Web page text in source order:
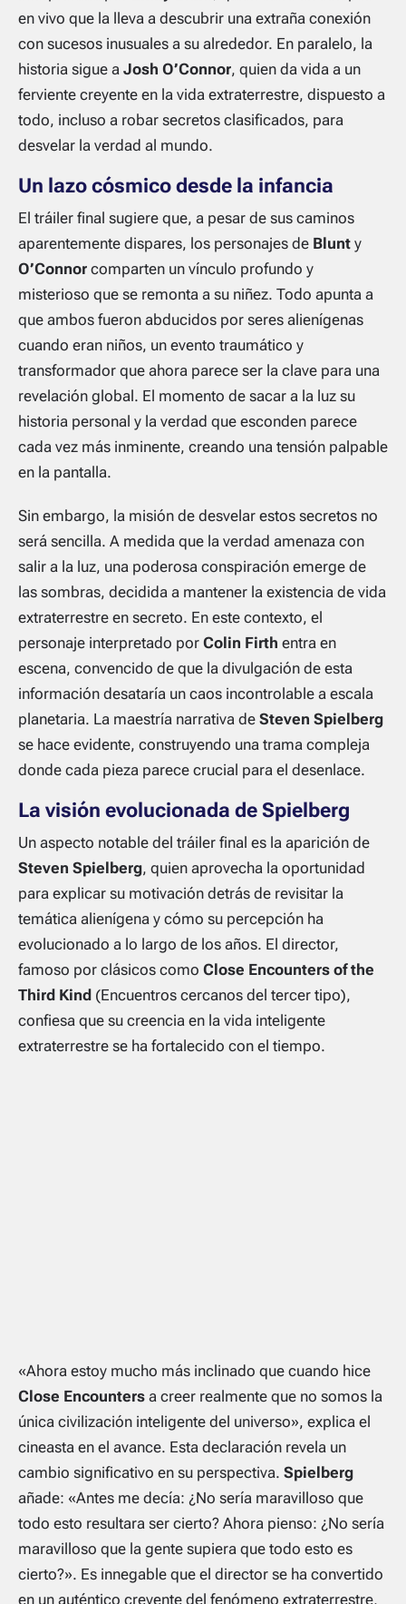
en vivo que la lleva a descubrir una extraña conexión
con sucesos inusuales a su alrededor. En paralelo, la
historia sigue a Josh O’Connor, quien da vida a un
ferviente creyente en la vida extraterrestre, dispuesto a
todo, incluso a robar secretos clasificados, para
desvelar la verdad al mundo.
Un lazo cósmico desde la infancia
El tráiler final sugiere que, a pesar de sus caminos
aparentemente dispares, los personajes de Blunt y
O’Connor comparten un vínculo profundo y
misterioso que se remonta a su niñez. Todo apunta a
que ambos fueron abducidos por seres alienígenas
cuando eran niños, un evento traumático y
transformador que ahora parece ser la clave para una
revelación global. El momento de sacar a la luz su
historia personal y la verdad que esconden parece
cada vez más inminente, creando una tensión palpable
en la pantalla.
Sin embargo, la misión de desvelar estos secretos no
será sencilla. A medida que la verdad amenaza con
salir a la luz, una poderosa conspiración emerge de
las sombras, decidida a mantener la existencia de vida
extraterrestre en secreto. En este contexto, el
personaje interpretado por Colin Firth entra en
escena, convencido de que la divulgación de esta
información desataría un caos incontrolable a escala
planetaria. La maestría narrativa de Steven Spielberg
se hace evidente, construyendo una trama compleja
donde cada pieza parece crucial para el desenlace.
La visión evolucionada de Spielberg
Un aspecto notable del tráiler final es la aparición de
Steven Spielberg, quien aprovecha la oportunidad
para explicar su motivación detrás de revisitar la
temática alienígena y cómo su percepción ha
evolucionado a lo largo de los años. El director,
famoso por clásicos como Close Encounters of the
Third Kind (Encuentros cercanos del tercer tipo),
confiesa que su creencia en la vida inteligente
extraterrestre se ha fortalecido con el tiempo.
«Ahora estoy mucho más inclinado que cuando hice
Close Encounters a creer realmente que no somos la
única civilización inteligente del universo», explica el
cineasta en el avance. Esta declaración revela un
cambio significativo en su perspectiva. Spielberg
añade: «Antes me decía: ¿No sería maravilloso que
todo esto resultara ser cierto? Ahora pienso: ¿No sería
maravilloso que la gente supiera que todo esto es
cierto?». Es innegable que el director se ha convertido
en un auténtico creyente del fenómeno extraterrestre,